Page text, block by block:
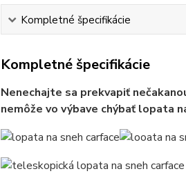
Kompletné špecifikácie
Kompletné špecifikácie
Nenechajte sa prekvapiť
nemôže vo výbave chýbať lopata